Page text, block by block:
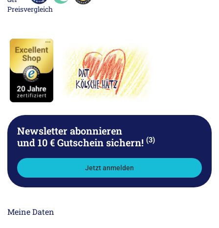
Newsletter abonnieren
und 10 € Gutschein sichern! (3)
Jetzt anmelden
Meine Daten